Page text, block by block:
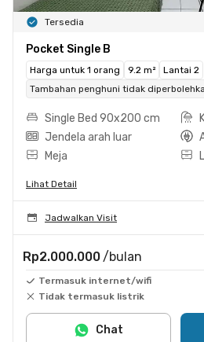
Tersedia
Pocket Single B
Harga untuk 1 orang 9.2 m²
Lantai 2
Tambahan penghuni tidak
Single Bed 90x200 cm
Jendela arah luar
Meja
Lihat Detail
Jadwalkan Visit
Rp2.000.000 /bulan
Termasuk internet/wifi
Tidak termasuk listrik
Chat